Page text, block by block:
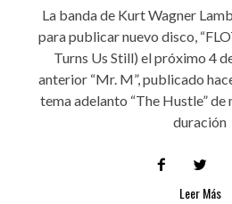
La banda de Kurt Wagner
para publicar nuevo disco,
Turns Us Still) el próximo 4
anterior “Mr. M”, publicado
tema adelanto “The Hustle” de
duración
Leer Más